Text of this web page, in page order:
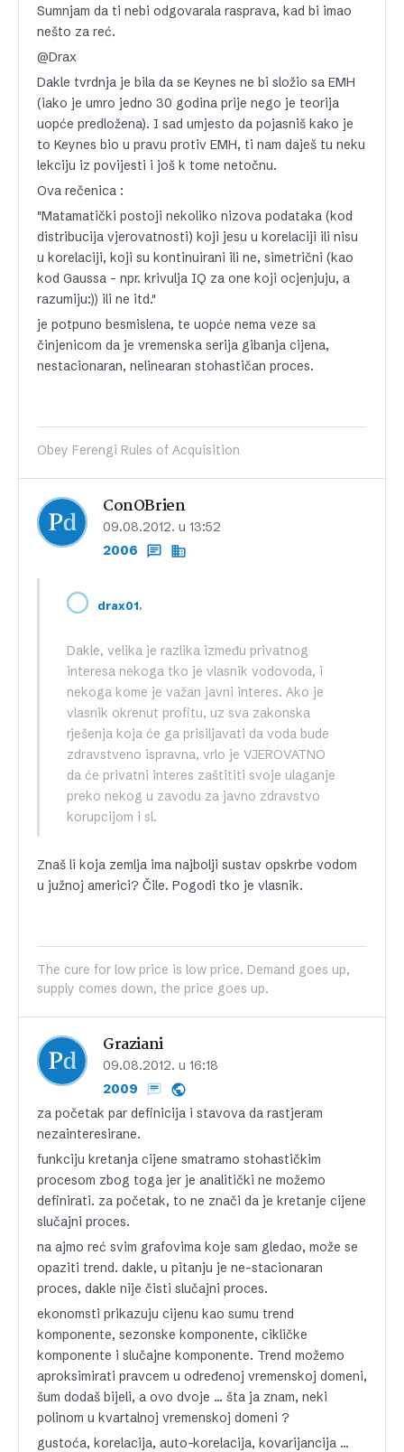
Sumnjam da ti nebi odgovarala rasprava, kad bi imao
nešto za reć.
@Drax
Dakle tvrdnja je bila da se Keynes ne bi složio sa EMH
(iako je umro jedno 30 godina prije nego je teorija
uopće predložena). I sad umjesto da pojasniš kako je
to Keynes bio u pravu protiv EMH, ti nam daješ tu neku
lekciju iz povijesti i još k tome netočnu.
Ova rečenica :
"Matamatički postoji nekoliko nizova podataka (kod
distribucija vjerovatnosti) koji jesu u korelaciji ili nisu
u korelaciji, koji su kontinuirani ili ne, simetrični (kao
kod Gaussa – npr. krivulja IQ za one koji ocjenjuju, a
razumiju:)) ili ne itd."
je potpuno besmislena, te uopće nema veze sa
činjenicom da je vremenska serija gibanja cijena,
nestacionaran, nelinearan stohastičan proces.
Obey Ferengi Rules of Acquisition
ConOBrien
09.08.2012. u 13:52
2006
drax01,
Dakle, velika je razlika između privatnog
interesa nekoga tko je vlasnik vodovoda, i
nekoga kome je važan javni interes. Ako je
vlasnik okrenut profitu, uz sva zakonska
rješenja koja će ga prisiljavati da voda bude
zdravstveno ispravna, vrlo je VJEROVATNO
da će privatni interes zaštititi svoje ulaganje
preko nekog u zavodu za javno zdravstvo
korupcijom i sl.
Znaš li koja zemlja ima najbolji sustav opskrbe vodom
u južnoj americi? Čile. Pogodi tko je vlasnik.
The cure for low price is low price. Demand goes up,
supply comes down, the price goes up.
Graziani
09.08.2012. u 16:18
2009
za početak par definicija i stavova da rastjeram
nezainteresirane.
funkciju kretanja cijene smatramo stohastičkim
procesom zbog toga jer je analitički ne možemo
definirati. za početak, to ne znači da je kretanje cijene
slučajni proces.
na ajmo reć svim grafovima koje sam gledao, može se
opaziti trend. dakle, u pitanju je ne-stacionaran
proces, dakle nije čisti slučajni proces.
ekonomsti prikazuju cijenu kao sumu trend
komponente, sezonske komponente, cikličke
komponente i slučajne komponente. Trend možemo
aproksimirati pravcem u određenoj vremenskoj domeni,
šum dodaš bijeli, a ovo dvoje … šta ja znam, neki
polinom u kvartalnoj vremenskoj domeni ?
gustoća, korelacija, auto-korelacija, kovarijancija …